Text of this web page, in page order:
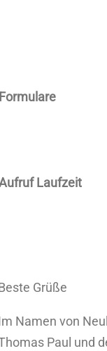
Laufzeit
Grüße
Namen von
Paul und